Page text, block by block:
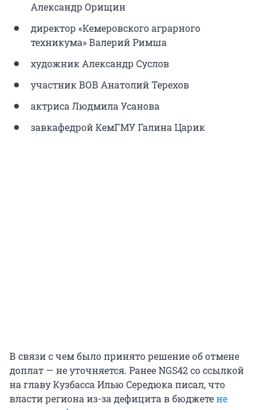
Александр Орищин
директор «Кемеровского аграрного
техникума» Валерий Римша
художник Александр Суслов
участник ВОВ Анатолий Терехов
актриса Людмила Усанова
завкафедрой КемГМУ Галина Царик
В связи с чем было принято решение об отмене
доплат — не уточняется. Ранее NGS42 со ссылкой
на главу Кузбасса Илью Середюка писал, что
власти региона из-за дефицита в бюджетене